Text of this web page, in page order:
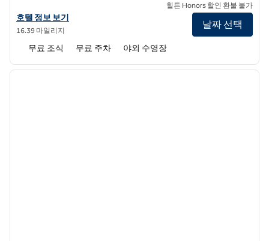
스파크 바이 힐튼 애틀랜타 케네소 타운 센터의 호텔 정보 보기
호텔 정보 보기
16.39 마일리지
힐튼 Honors 할인 환불 불가
날짜 선택
무료 조식 무료 주차 야외 수영장
1/12
다음